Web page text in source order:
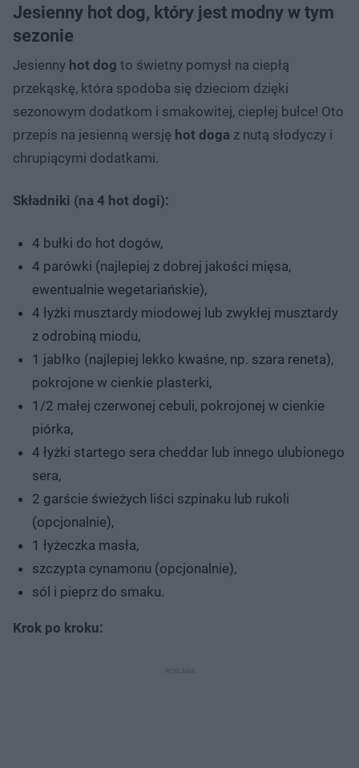
Jesienny hot dog, który jest modny w tym
sezonie
Jesienny hot dog to świetny pomysł na ciepłą
przekąskę, która spodoba się dzieciom dzięki
sezonowym dodatkom i smakowitej, ciepłej bułce! Oto
przepis na jesienną wersję hot doga z nutą słodyczy i
chrupiącymi dodatkami.
Składniki (na 4 hot dogi):
4 bułki do hot dogów,
4 parówki (najlepiej z dobrej jakości mięsa,
ewentualnie wegetariańskie),
4 łyżki musztardy miodowej lub zwykłej musztardy
z odrobiną miodu,
1 jabłko (najlepiej lekko kwaśne, np. szara reneta),
pokrojone w cienkie plasterki,
1/2 małej czerwonej cebuli, pokrojonej w cienkie
piórka,
4 łyżki startego sera cheddar lub innego ulubionego
sera,
2 garście świeżych liści szpinaku lub rukoli
(opcjonalnie),
1 łyżeczka masła,
szczypta cynamonu (opcjonalnie),
sól i pieprz do smaku.
Krok po kroku: